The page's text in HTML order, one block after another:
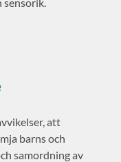
att
barns och
samordning av